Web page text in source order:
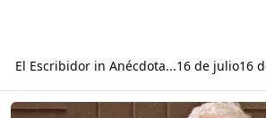
El Escribidorin Anécdota...16 de julio16
Read more about Exguerrillero de